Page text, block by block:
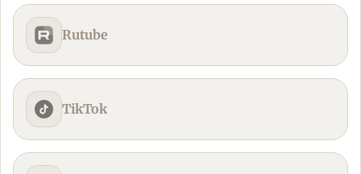
Rutube
TikTok